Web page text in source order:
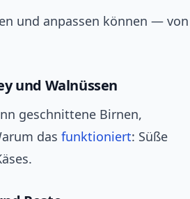
und anpassen können — von
und Walnüssen
geschnittene Birnen,
das funktioniert: Süße